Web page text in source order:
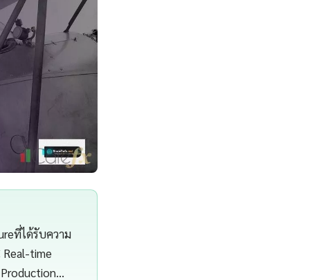
ที่ได้รับความ
time